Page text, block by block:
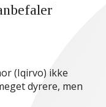
(Iqirvo) ikke
dyrere, men